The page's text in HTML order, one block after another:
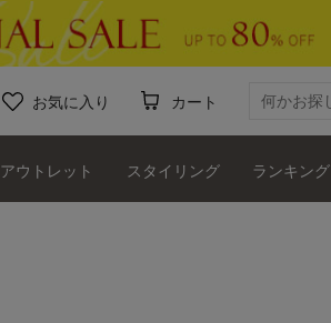
お気に入り カート
アウトレット スタイリング ランキング